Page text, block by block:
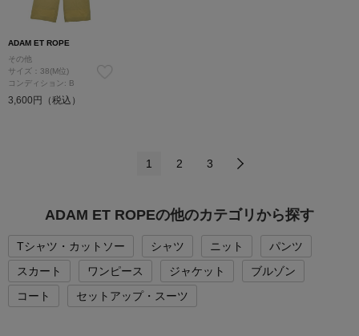
ADAM ET ROPE
その他
サイズ：38(M位)
コンディション: B
3,600円（税込）
1 2 3
ADAM ET ROPEの他のカテゴリから探す
Tシャツ・カットソー シャツ ニット
パンツ
スカート
ワンピース ジャケット
ブルゾン
コート
セットアップ・スーツ